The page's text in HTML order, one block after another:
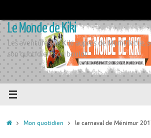
contenu
Le Monde de Kiki
Les aventures de Kiki auprès de Momiflette,
son quotidien, son boulot
Accueil
Mon quotidien le carnaval de Ménimur